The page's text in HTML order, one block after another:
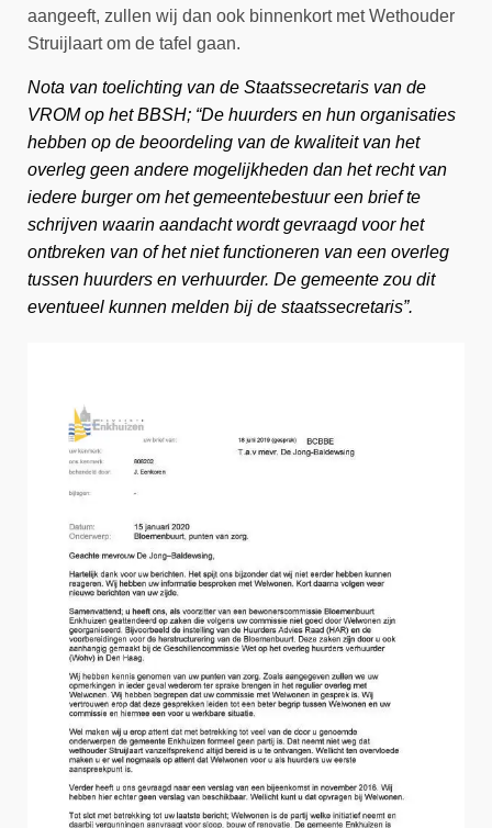
aangeeft, zullen wij dan ook binnenkort met Wethouder
Struijlaart om de tafel gaan.
Nota van toelichting van de Staatssecretaris van de
VROM op het BBSH; “De huurders en hun organisaties
hebben op de beoordeling van de kwaliteit van het
overleg geen andere mogelijkheden dan het recht van
iedere burger om het gemeentebestuur een brief te
schrijven waarin aandacht wordt gevraagd voor het
ontbreken van of het niet functioneren van een overleg
tussen huurders en verhuurder. De gemeente zou dit
eventueel kunnen melden bij de staatssecretaris”.